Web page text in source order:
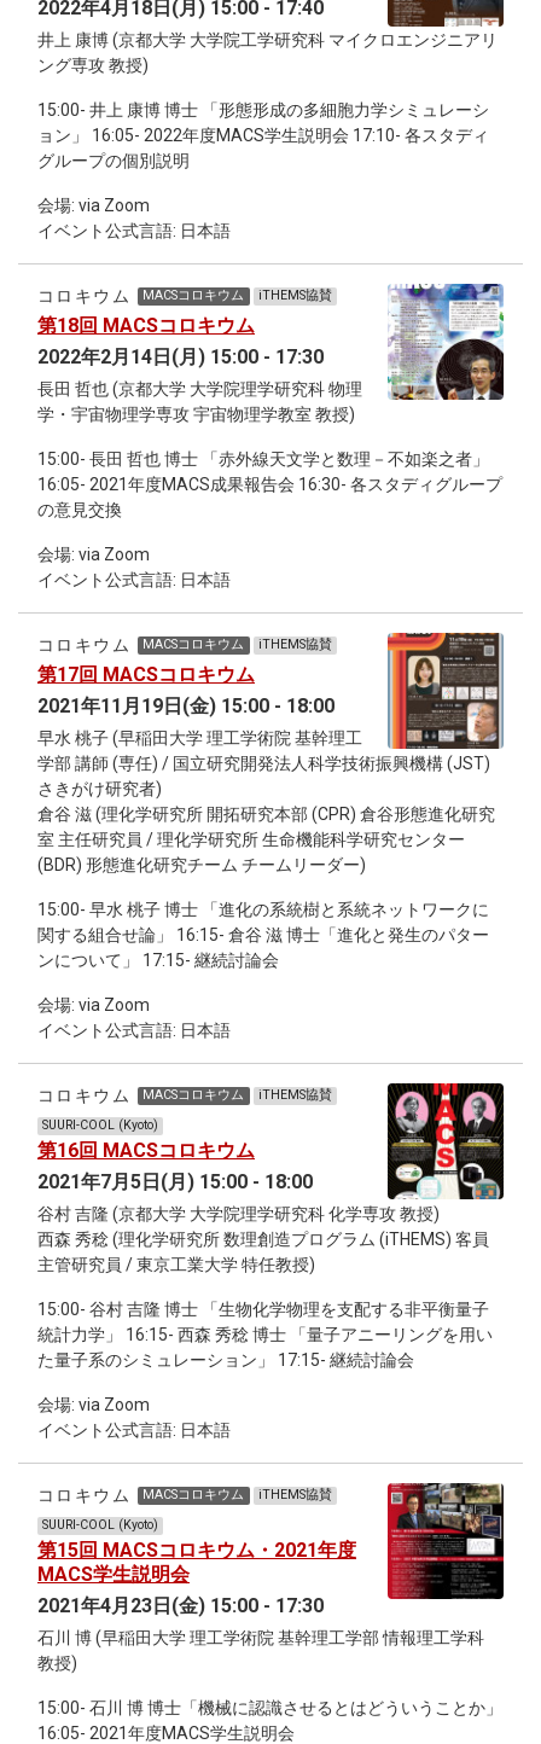
2022年4月18日(月) 15:00 - 17:40
井上 康博 (京都大学 大学院工学研究科 マイクロエンジニアリ
ング専攻 教授)
15:00- 井上 康博 博士 「形態形成の多細胞力学シミュレーシ
ョン」 16:05- 2022年度MACS学生説明会 17:10- 各スタディ
グループの個別説明
会場: via Zoom
イベント公式言語: 日本語
コロキウム MACSコロキウム iTHEMS協賛
第18回 MACSコロキウム
2022年2月14日(月) 15:00 - 17:30
長田 哲也 (京都大学 大学院理学研究科 物理
学・宇宙物理学専攻 宇宙物理学教室 教授)
15:00- 長田 哲也 博士 「赤外線天文学と数理－不如楽之者」
16:05- 2021年度MACS成果報告会 16:30- 各スタディグループ
の意見交換
会場: via Zoom
イベント公式言語: 日本語
コロキウム MACSコロキウム iTHEMS協賛
第17回 MACSコロキウム
2021年11月19日(金) 15:00 - 18:00
早水 桃子 (早稲田大学 理工学術院 基幹理工
学部 講師 (専任) / 国立研究開発法人科学技術振興機構 (JST)
さきがけ研究者)
倉谷 滋 (理化学研究所 開拓研究本部 (CPR) 倉谷形態進化研究
室 主任研究員 / 理化学研究所 生命機能科学研究センター
(BDR) 形態進化研究チーム チームリーダー)
15:00- 早水 桃子 博士 「進化の系統樹と系統ネットワークに
関する組合せ論」 16:15- 倉谷 滋 博士「進化と発生のパター
ンについて」 17:15- 継続討論会
会場: via Zoom
イベント公式言語: 日本語
コロキウム MACSコロキウム
iTHEMS協賛
SUURI-COOL (Kyoto)
第16回 MACSコロキウム
2021年7月5日(月) 15:00 - 18:00
谷村 吉隆 (京都大学 大学院理学研究科 化学専攻 教授)
西森 秀稔 (理化学研究所 数理創造プログラム (iTHEMS) 客員
主管研究員 / 東京工業大学 特任教授)
15:00- 谷村 吉隆 博士 「生物化学物理を支配する非平衡量子
統計力学」 16:15- 西森 秀稔 博士 「量子アニーリングを用い
た量子系のシミュレーション」 17:15- 継続討論会
会場: via Zoom
イベント公式言語: 日本語
コロキウム MACSコロキウム
iTHEMS協賛
SUURI-COOL (Kyoto)
第15回 MACSコロキウム・2021年度
MACS学生説明会
2021年4月23日(金) 15:00 - 17:30
石川 博 (早稲田大学 理工学術院 基幹理工学部 情報理工学科
教授)
15:00- 石川 博 博士「機械に認識させるとはどういうことか」
16:05- 2021年度MACS学生説明会